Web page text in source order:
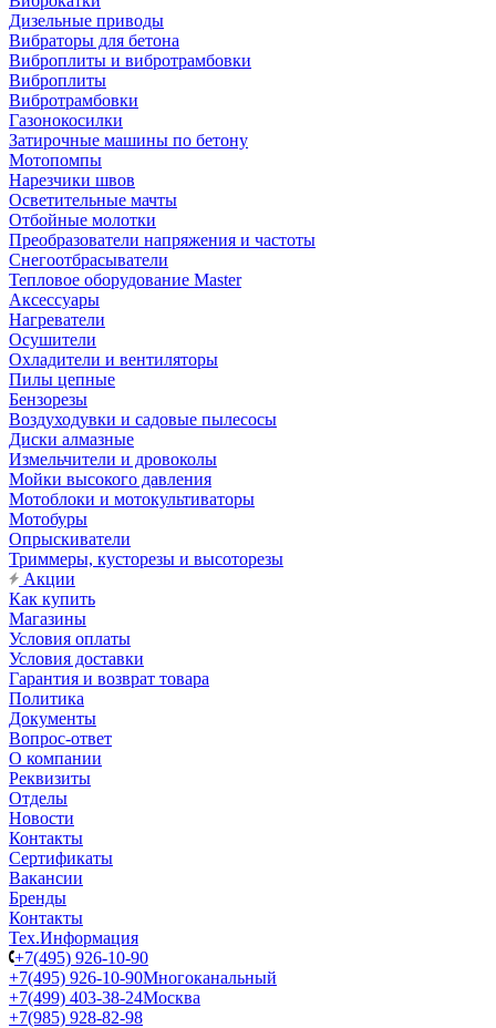
Дизельные приводы
Вибраторы для бетона
Виброплиты и вибротрамбовки
Виброплиты
Вибротрамбовки
Газонокосилки
Затирочные машины по бетону
Мотопомпы
Нарезчики швов
Осветительные мачты
Отбойные молотки
Преобразователи напряжения и частоты
Снегоотбрасыватели
Тепловое оборудование Master
Аксессуары
Нагреватели
Осушители
Охладители и вентиляторы
Пилы цепные
Бензорезы
Воздуходувки и садовые пылесосы
Диски алмазные
Измельчители и дровоколы
Мойки высокого давления
Мотоблоки и мотокультиваторы
Мотобуры
Опрыскиватели
Триммеры, кусторезы и высоторезы
Акции
Как купить
Магазины
Условия оплаты
Условия доставки
Гарантия и возврат товара
Политика
Документы
Вопрос-ответ
О компании
Реквизиты
Отделы
Новости
Контакты
Сертификаты
Вакансии
Бренды
Контакты
Тех.Информация
+7(495) 926-10-90
+7(495) 926-10-90Многоканальный
+7(499) 403-38-24Москва
+7(985) 928-82-98